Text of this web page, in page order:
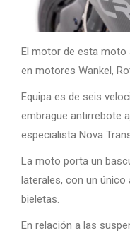
El motor de esta moto
en motores Wankel,
Equipa es de seis
embrague antirrebote
especialista Nova
La moto porta un
laterales, con un
bieletas.
En relación a las